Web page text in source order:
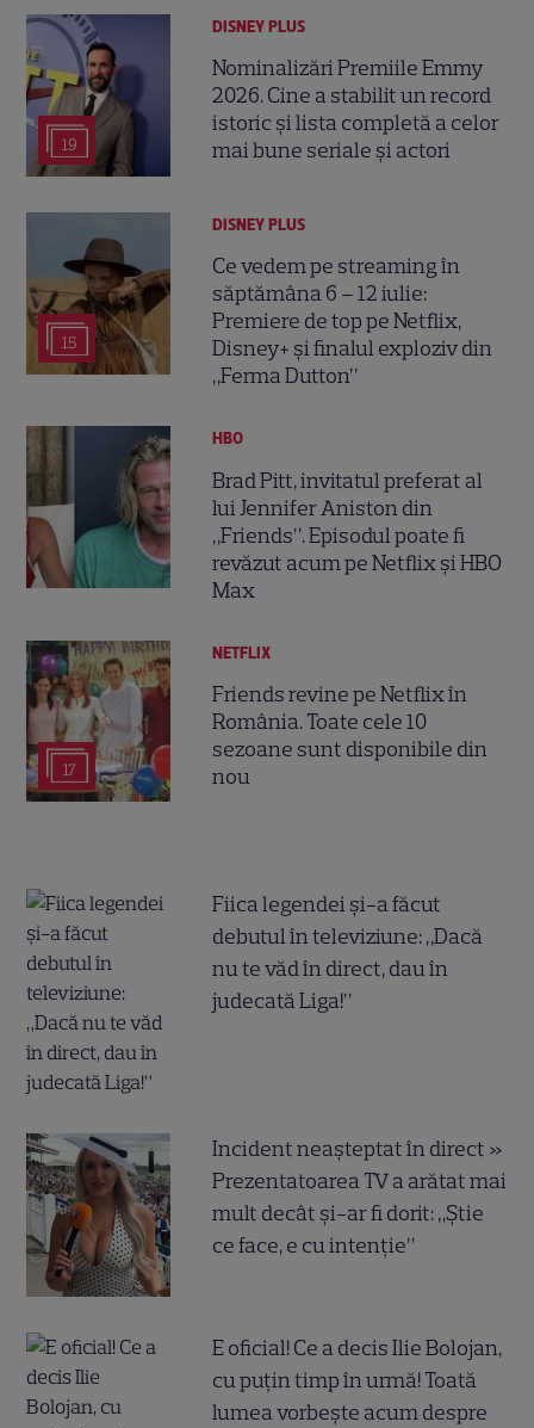
19
DISNEY PLUS
Nominalizări Premiile Emmy
2026. Cine a stabilit un record
istoric și lista completă a celor
mai bune seriale și actori
15
DISNEY PLUS
Ce vedem pe streaming în
săptămâna 6 – 12 iulie:
Premiere de top pe Netflix,
Disney+ și finalul exploziv din
„Ferma Dutton”
HBO
Brad Pitt, invitatul preferat al
lui Jennifer Aniston din
„Friends”. Episodul poate fi
revăzut acum pe Netflix și HBO
Max
17
NETFLIX
Friends revine pe Netflix în
România. Toate cele 10
sezoane sunt disponibile din
nou
Fiica legendei și-a făcut
debutul în televiziune: „Dacă
nu te văd în direct, dau în
judecată Liga!”
Incident neașteptat în direct »
Prezentatoarea TV a arătat mai
mult decât și-ar fi dorit: „Știe
ce face, e cu intenție”
E oficial! Ce a decis Ilie Bolojan,
cu puțin timp în urmă! Toată
lumea vorbește acum despre